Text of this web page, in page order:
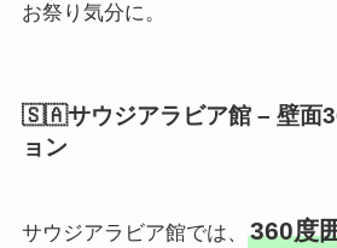
お祭り気分に。
🇸🇦サウジアラビア館 – 壁面
ョン
サウジアラビア館では、
360度